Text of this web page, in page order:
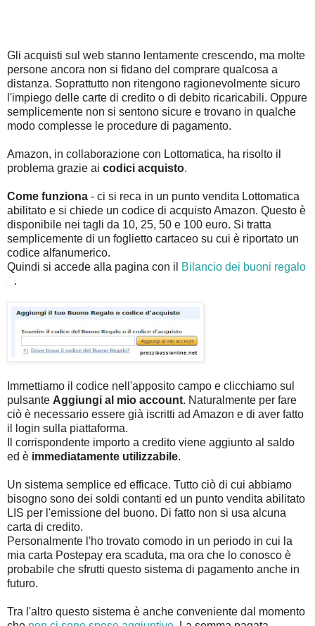
Gli acquisti sul web stanno lentamente crescendo, ma molte
persone ancora non si fidano del comprare qualcosa a
distanza. Soprattutto non ritengono ragionevolmente sicuro
l'impiego delle carte di credito o di debito ricaricabili. Oppure
semplicemente non si sentono sicure e trovano in qualche
modo complesse le procedure di pagamento.
Amazon, in collaborazione con Lottomatica, ha risolto il
problema grazie ai codici acquisto.
Come funziona - ci si reca in un punto vendita Lottomatica
abilitato e si chiede un codice di acquisto Amazon. Questo è
disponibile nei tagli da 10, 25, 50 e 100 euro. Si tratta
semplicemente di un foglietto cartaceo su cui è riportato un
codice alfanumerico.
Quindi si accede alla pagina con il
Bilancio dei buoni regalo
.
Immettiamo il codice nell'apposito campo e clicchiamo sul
pulsante Aggiungi al mio account. Naturalmente per fare
ciò è necessario essere già iscritti ad Amazon e di aver fatto
il login sulla piattaforma.
Il corrispondente importo a credito viene aggiunto al saldo
ed è immediatamente utilizzabile.
Un sistema semplice ed efficace. Tutto ciò di cui abbiamo
bisogno sono dei soldi contanti ed un punto vendita abilitato
LIS per l'emissione del buono. Di fatto non si usa alcuna
carta di credito.
Personalmente l'ho trovato comodo in un periodo in cui la
mia carta Postepay era scaduta, ma ora che lo conosco è
probabile che sfrutti questo sistema di pagamento anche in
futuro.
Tra l'altro questo sistema è anche conveniente dal momento